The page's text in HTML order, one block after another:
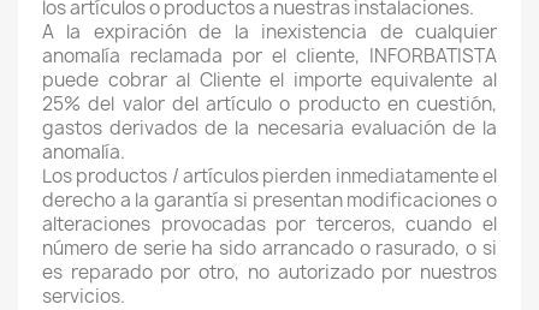
los artículos o productos a nuestras instalaciones.
A la expiración de la inexistencia de cualquier
anomalía reclamada por el cliente, INFORBATISTA
puede cobrar al Cliente el importe equivalente al
25% del valor del artículo o producto en cuestión,
gastos derivados de la necesaria evaluación de la
anomalía.
Los productos / artículos pierden inmediatamente el
derecho a la garantía si presentan modificaciones o
alteraciones provocadas por terceros, cuando el
número de serie ha sido arrancado o rasurado, o si
es reparado por otro, no autorizado por nuestros
servicios.